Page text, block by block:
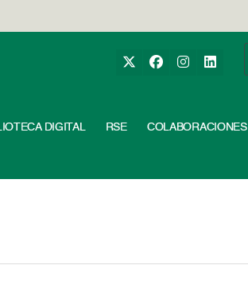
DIGITAL RSE COLABORACIONES